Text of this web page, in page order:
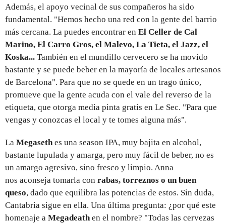
Además, el apoyo vecinal de sus compañeros ha sido
fundamental. "Hemos hecho una red con la gente del barrio
más cercana. La puedes encontrar en El Celler de Cal
Marino, El Carro Gros, el Malevo, La Tieta, el Jazz, el
Koska... También en el mundillo cervecero se ha movido
bastante y se puede beber en la mayoría de locales artesanos
de Barcelona". Para que no se quede en un trago único,
promueve que la gente acuda con el vale del reverso de la
etiqueta, que otorga media pinta gratis en Le Sec. "Para que
vengas y conozcas el local y te tomes alguna más".
La Megaseth es una season IPA, muy bajita en alcohol,
bastante lupulada y amarga, pero muy fácil de beber, no es
un amargo agresivo, sino fresco y limpio. Anna
nos aconseja tomarla con rabas, torreznos o un buen
queso, dado que equilibra las potencias de estos. Sin duda,
Cantabria sigue en ella. Una última pregunta: ¿por qué este
homenaje a Megadeath en el nombre? "Todas las cervezas